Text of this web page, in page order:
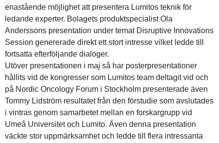
enastående möjlighet att presentera Lumitos teknik för
ledande experter. Bolagets produktspecialist Ola
Anderssons presentation under temat Disruptive Innovations
Session genererade direkt ett stort intresse vilket ledde till
fortsatta efterföljande dialoger.
Utöver presentationen i maj så har posterpresentationer
hållits vid de kongresser som Lumitos team deltagit vid och
på Nordic Oncology Forum i Stockholm presenterade även
Tommy Lidström resultatet från den förstudie som avslutades
i vintras genom samarbetet mellan en forskargrupp vid
Umeå Universitet och Lumito. Även denna presentation
väckte stor uppmärksamhet och ledde till flera intressanta